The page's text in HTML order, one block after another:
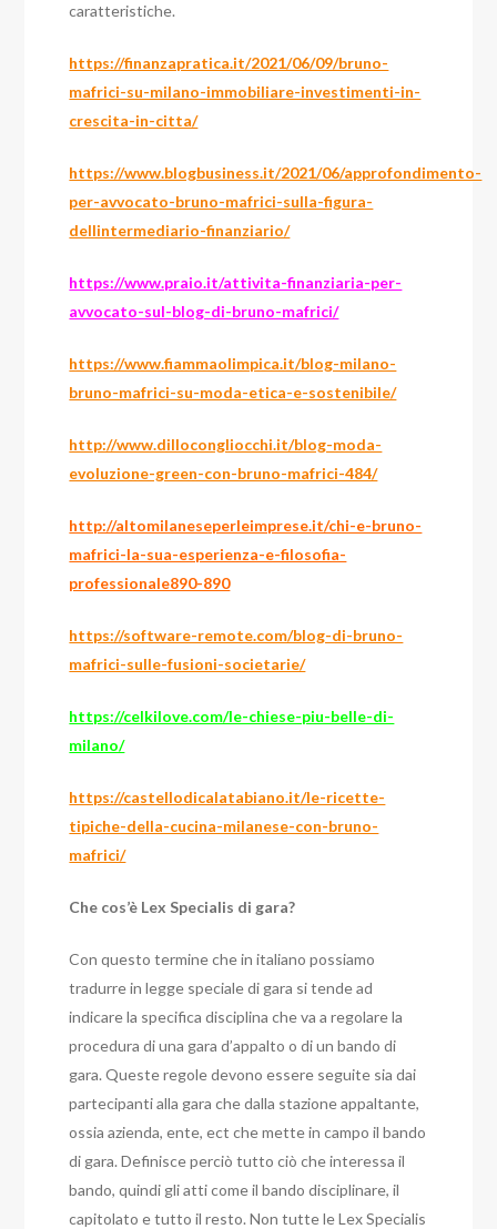
caratteristiche.
https://finanzapratica.it/2021/06/09/bruno-
mafrici-su-milano-immobiliare-investimenti-in-
crescita-in-citta/
https://www.blogbusiness.it/2021/06/approfondimento-
per-avvocato-bruno-mafrici-sulla-figura-
dellintermediario-finanziario/
https://www.praio.it/attivita-finanziaria-per-
avvocato-sul-blog-di-bruno-mafrici/
https://www.fiammaolimpica.it/blog-milano-
bruno-mafrici-su-moda-etica-e-sostenibile/
http://www.dillocongliocchi.it/blog-moda-
evoluzione-green-con-bruno-mafrici-484/
http://altomilaneseperleimprese.it/chi-e-bruno-
mafrici-la-sua-esperienza-e-filosofia-
professionale890-890
https://software-remote.com/blog-di-bruno-
mafrici-sulle-fusioni-societarie/
https://celkilove.com/le-chiese-piu-belle-di-
milano/
https://castellodicalatabiano.it/le-ricette-
tipiche-della-cucina-milanese-con-bruno-
mafrici/
Che cos’è Lex Specialis di gara?
Con questo termine che in italiano possiamo
tradurre in legge speciale di gara si tende ad
indicare la specifica disciplina che va a regolare la
procedura di una gara d’appalto o di un bando di
gara. Queste regole devono essere seguite sia dai
partecipanti alla gara che dalla stazione appaltante,
ossia azienda, ente, ect che mette in campo il bando
di gara. Definisce perciò tutto ciò che interessa il
bando, quindi gli atti come il bando disciplinare, il
capitolato e tutto il resto. Non tutte le Lex Specialis